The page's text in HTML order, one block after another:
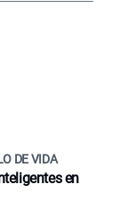
DE VIDA
en